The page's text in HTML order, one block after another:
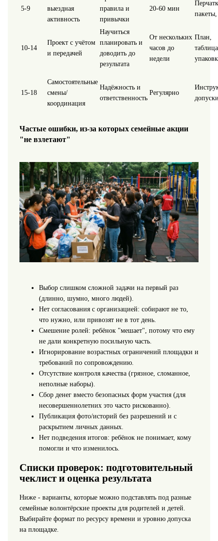
5-9
выездная
активность
правила и
привычки
20-60 мин
10-14
Проект с учётом
и передачей
Научиться
планировать и
доводить до
результата
От нескольких
часов до
недели
План,
15-18
Самостоятельные
смены/
координация
Надёжность и
ответственность
Регулярно
Частые ошибки, из-за которых семейные акции
"не взлетают"
Выбор слишком сложной задачи на первый раз
(длинно, шумно, много людей).
Нет согласования с организацией: собирают не то,
что нужно, или привозят не в тот день.
Смешение ролей: ребёнок "мешает", потому что ему
не дали конкретную посильную часть.
Игнорирование возрастных ограничений площадки и
требований по сопровождению.
Отсутствие контроля качества (грязное, сломанное,
неполные наборы).
Сбор денег вместо безопасных форм участия (для
несовершеннолетних это часто рискованно).
Публикация фото/историй без разрешений и с
раскрытием личных данных.
Нет подведения итогов: ребёнок не понимает, кому
помогли и что изменилось.
Списки проверок: подготовительный
чеклист и оценка результата
Ниже - варианты, которые можно подставлять под разные
семейные волонтёрские проекты для родителей и детей.
Выбирайте формат по ресурсу времени и уровню допуска
на площадке.